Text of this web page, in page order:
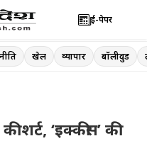
ई-पेपर
खेल व्यापार बॉलीवुड
शर्ट, ‘इक्कीस’ की